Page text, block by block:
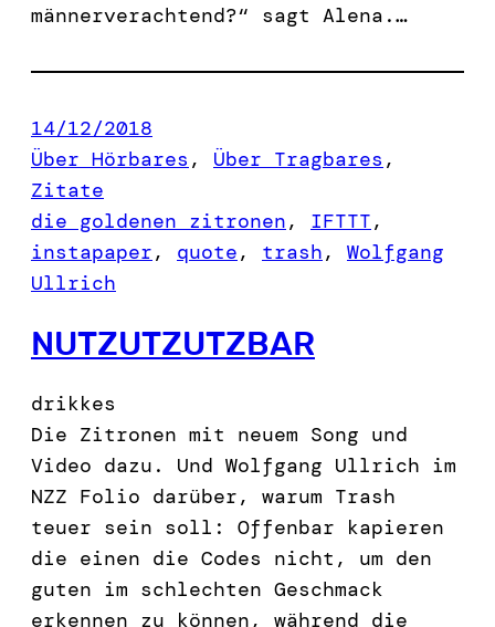
männerverachtend?“ sagt Alena.…
14/12/2018
Über Hörbares , Über Tragbares
Zitate
die goldenen zitronen, IFTTT
instapaper, quote, trash, Wolfgang
Ullrich
NUTZUTZUTZBAR
drikkes
Die Zitronen mit neuem Song und
Video dazu. Und Wolfgang Ullrich im
NZZ Folio darüber, warum Trash
teuer sein soll: Offenbar kapieren
die einen die Codes nicht, um den
guten im schlechten Geschmack
erkennen zu können, während die